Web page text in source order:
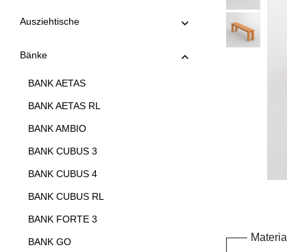
Ausziehtische
Bänke
BANK AETAS
BANK AETAS RL
BANK AMBIO
BANK CUBUS 3
BANK CUBUS 4
BANK CUBUS RL
BANK FORTE 3
BANK GO Material